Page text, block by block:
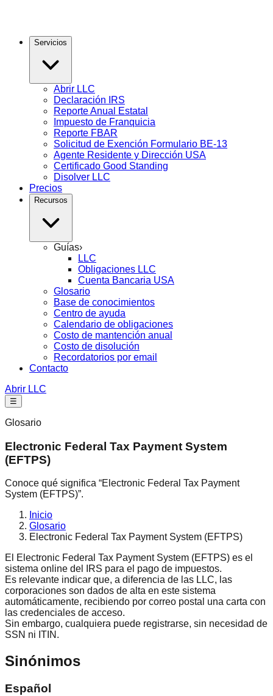
Servicios
Abrir LLC
Declaración IRS
Reporte Anual Estatal
Impuesto de Franquicia
Reporte FBAR
Solicitud de Exención Formulario BE-13
Agente Residente y Dirección USA
Certificado Good Standing
Disolver LLC
Precios
Recursos
Guías›
LLC
Obligaciones LLC
Cuenta Bancaria USA
Glosario
Base de conocimientos
Centro de ayuda
Calendario de obligaciones
Costo de mantención anual
Costo de disolución
Recordatorios por email
Contacto
Abrir LLC
☰
Glosario
Electronic Federal Tax Payment System
(EFTPS)
Conoce qué significa “Electronic Federal Tax Payment
System (EFTPS)”.
Inicio
Glosario
Electronic Federal Tax Payment System (EFTPS)
El Electronic Federal Tax Payment System (EFTPS) es el
sistema online del IRS para el pago de impuestos.
Es relevante indicar que, a diferencia de las LLC, las
corporaciones son dados de alta en este sistema
automáticamente, recibiendo por correo postal una carta con
las credenciales de acceso.
Sin embargo, cualquiera puede registrarse, sin necesidad de
SSN ni ITIN.
Sinónimos
Español